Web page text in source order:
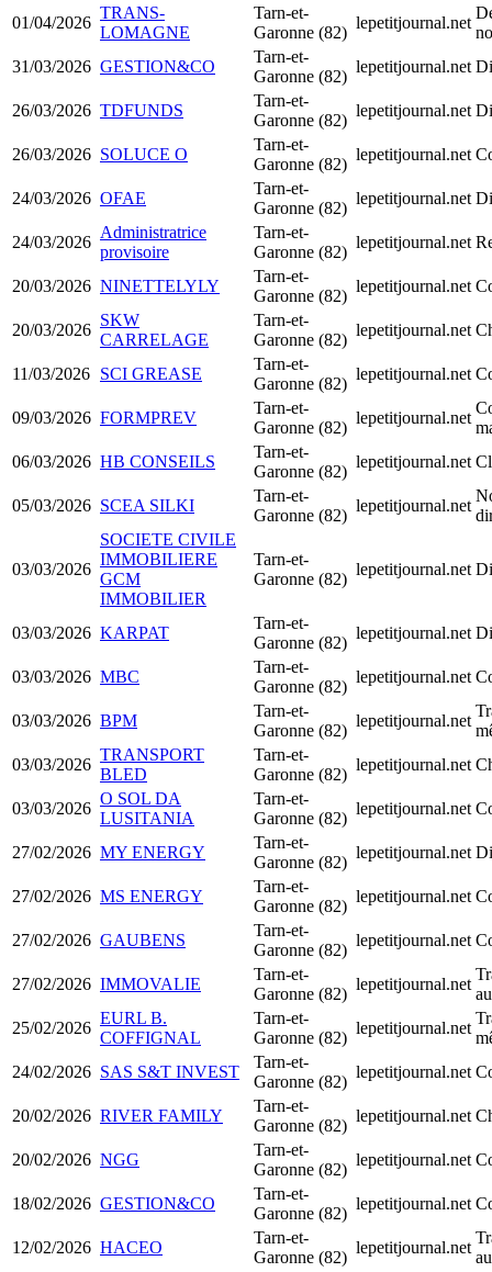
01/04/2026
TRANS-
LOMAGNE
Tarn-et-
Garonne (82)
lepetitjournal.net
31/03/2026 GESTION&CO
Tarn-et-
Garonne (82)
lepetitjournal.net
26/03/2026 TDFUNDS
Tarn-et-
Garonne (82)
lepetitjournal.net
26/03/2026 SOLUCE O
Tarn-et-
Garonne (82)
lepetitjournal.net
24/03/2026 OFAE
Tarn-et-
Garonne (82)
lepetitjournal.net
24/03/2026
Administratrice
provisoire
Tarn-et-
Garonne (82)
lepetitjournal.net
20/03/2026 NINETTELYLY
Tarn-et-
Garonne (82)
lepetitjournal.net
20/03/2026
SKW
CARRELAGE
Tarn-et-
Garonne (82)
lepetitjournal.net
11/03/2026 SCI GREASE
Tarn-et-
Garonne (82)
lepetitjournal.net
09/03/2026 FORMPREV
Tarn-et-
Garonne (82)
lepetitjournal.net
06/03/2026 HB CONSEILS
Tarn-et-
Garonne (82)
lepetitjournal.net
05/03/2026 SCEA SILKI
Tarn-et-
Garonne (82)
lepetitjournal.net
03/03/2026
SOCIETE CIVILE
IMMOBILIERE
GCM
IMMOBILIER
Tarn-et-
Garonne (82)
lepetitjournal.net
03/03/2026 KARPAT
Tarn-et-
Garonne (82)
lepetitjournal.net
03/03/2026 MBC
Tarn-et-
Garonne (82)
lepetitjournal.net
03/03/2026 BPM
Tarn-et-
Garonne (82)
lepetitjournal.net
03/03/2026
TRANSPORT
BLED
Tarn-et-
Garonne (82)
lepetitjournal.net
03/03/2026
O SOL DA
LUSITANIA
Tarn-et-
Garonne (82)
lepetitjournal.net
27/02/2026 MY ENERGY
Tarn-et-
Garonne (82)
lepetitjournal.net
27/02/2026 MS ENERGY
Tarn-et-
Garonne (82)
lepetitjournal.net
27/02/2026 GAUBENS
Tarn-et-
Garonne (82)
lepetitjournal.net
27/02/2026 IMMOVALIE
Tarn-et-
Garonne (82)
lepetitjournal.net
25/02/2026
EURL B.
COFFIGNAL
Tarn-et-
Garonne (82)
lepetitjournal.net
24/02/2026 SAS S&T INVEST
Tarn-et-
Garonne (82)
lepetitjournal.net
20/02/2026 RIVER FAMILY
Tarn-et-
Garonne (82)
lepetitjournal.net
20/02/2026 NGG
Tarn-et-
Garonne (82)
lepetitjournal.net
18/02/2026 GESTION&CO
Tarn-et-
Garonne (82)
lepetitjournal.net
12/02/2026 HACEO
Tarn-et-
Garonne (82)
lepetitjournal.net